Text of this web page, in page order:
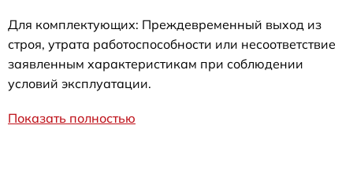
Для комплектующих: Преждевременный выход из
строя, утрата работоспособности или несоответствие
заявленным характеристикам при соблюдении
условий эксплуатации.
Показать полностью